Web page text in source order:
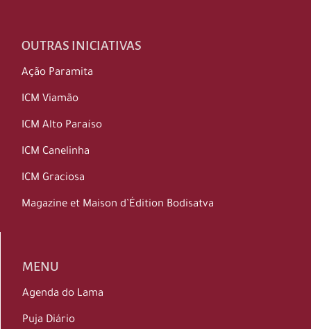
OUTRAS INICIATIVAS
Ação Paramita
ICM Viamão
ICM Alto Paraíso
ICM Canelinha
ICM Graciosa
Magazine et Maison d’Édition Bodisatva
MENU
Agenda do Lama
Puja Diário